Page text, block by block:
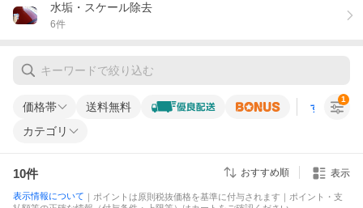
水垢・スケール除去
6件
価格帯 送料無料 すべての条
カテゴリ
1
10件 おすすめ順 表示
表示情報について ｜ポイントは原則税抜価格を基準に付与されます｜ポイント・支